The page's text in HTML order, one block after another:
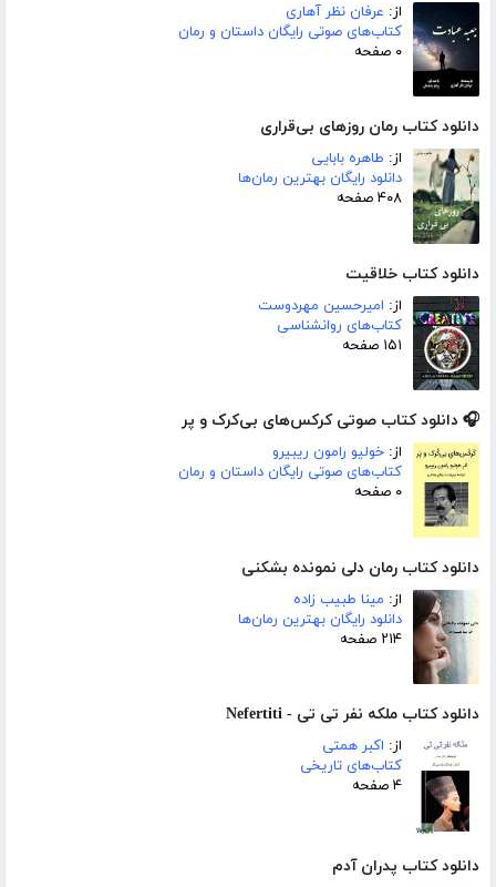
از: عرفان نظر آهاری
کتاب‌های صوتی رایگان داستان و رمان
۰ صفحه
دانلود کتاب رمان روزهای بی‌قراری
از: طاهره بابایی
دانلود رایگان بهترین رمان‌ها
۴۰۸ صفحه
دانلود کتاب خلاقیت
از: امیرحسین مهردوست
کتاب‌های روانشناسی
۱۵۱ صفحه
🎧 دانلود کتاب صوتی کرکس‌های بی‌کرک و پر
از: خولیو رامون ریبیرو
کتاب‌های صوتی رایگان داستان و رمان
۰ صفحه
دانلود کتاب رمان دلی نمونده بشکنی
از: مینا طبیب زاده
دانلود رایگان بهترین رمان‌ها
۲۱۴ صفحه
دانلود کتاب ملکه نفر تی تی - Nefertiti
از: اکبر همتی
کتاب‌های تاریخی
۴ صفحه
دانلود کتاب پدران آدم